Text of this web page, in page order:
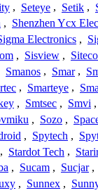
, Seteye , Setik ,
, Shenzhen Ycx
Electronics ,
, Sisview ,
Smanos , Smar ,
, Smarteye ,
, Smtsec , Smvi ,
, Sozo ,
, Spytech ,
, Stardot Tech ,
, Sucam , Sucjar ,
, Sunnex ,